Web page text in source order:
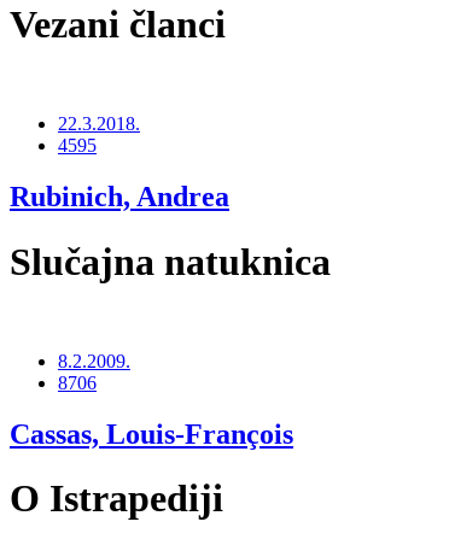
Vezani članci
22.3.2018.
4595
Rubinich, Andrea
Slučajna natuknica
8.2.2009.
8706
Cassas, Louis-François
O Istrapediji